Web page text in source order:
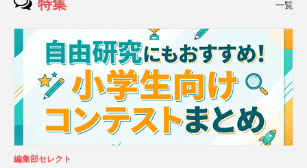
特集 一覧
編集部セレクト